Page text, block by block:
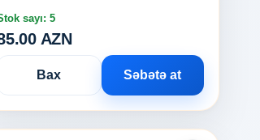
sayı: 5
AZN
Bax Səbətə at